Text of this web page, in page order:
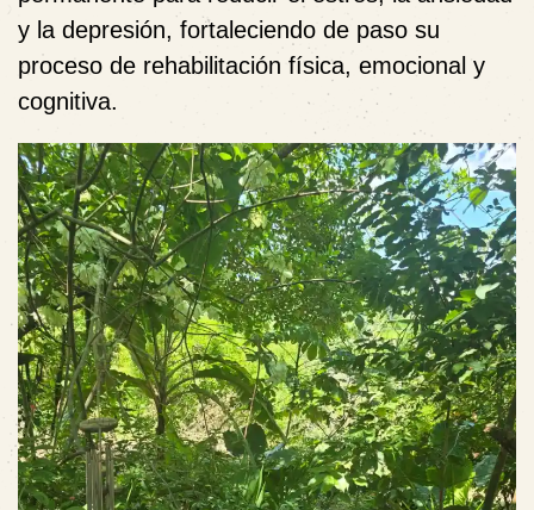
y la depresión, fortaleciendo de paso su
proceso de rehabilitación física, emocional y
cognitiva.